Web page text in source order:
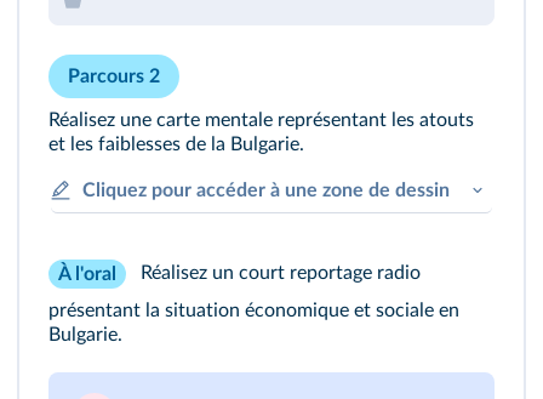
Parcours 2
Réalisez une carte mentale représentant les atouts
et les faiblesses de la Bulgarie.
Cliquez pour accéder à une zone de dessin
À l'oral
Réalisez un court reportage radio
présentant la situation économique et sociale en
Bulgarie.